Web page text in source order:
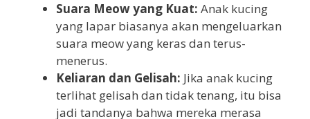
Suara Meow yang Kuat: Anak kucing
yang lapar biasanya akan mengeluarkan
suara meow yang keras dan terus-
menerus.
Keliaran dan Gelisah: Jika anak kucing
terlihat gelisah dan tidak tenang, itu bisa
jadi tandanya bahwa mereka merasa